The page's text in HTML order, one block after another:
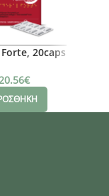
20caps
€